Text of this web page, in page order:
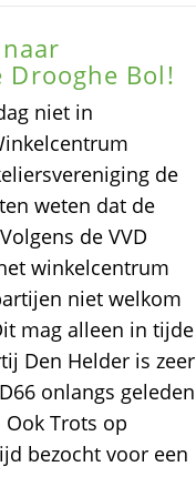
Bol!
niet in
de
weten dat de
de VVD
winkelcentrum
niet welkom
mag alleen in tijde
Den Helder is zeer
onlangs geleden
Trots op
bezocht voor een